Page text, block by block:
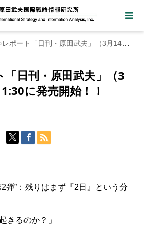
ト「日刊・原田武夫」（3月14日号） 11:30に発売開始！！
日刊・原田武夫」（3
に発売開始！！
2弾”：残りはまず『2日』という分
るのか？」